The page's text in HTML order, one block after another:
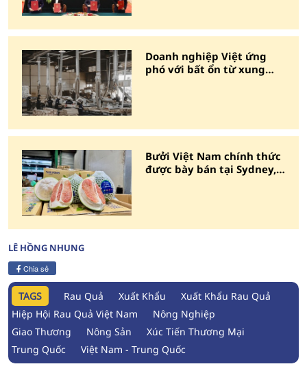
Doanh nghiệp Việt ứng
phó với bất ổn từ xung
Bưởi Việt Nam chính thức
được bày bán tại Sydney,
LÊ HỒNG NHUNG
Chia sẻ
TAGS Rau Quả Xuất Khẩu
Xuất Khẩu Rau Quả
Hiệp Hội Rau Quả Việt Nam
Nông Nghiệp
Giao Thương
Nông Sản
Xúc Tiến Thương Mại
Trung Quốc
Việt Nam - Trung Quốc